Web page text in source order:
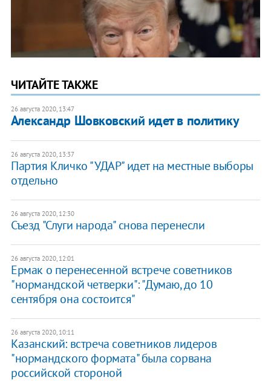
ЧИТАЙТЕ ТАКЖЕ
26 августа 2020, 13:47
Александр Шовковский идет в политику
26 августа 2020, 13:37
Партия Кличко "УДАР" идет на местные выборы
отдельно
26 августа 2020, 12:30
Съезд "Слуги народа" снова перенесли
26 августа 2020, 12:01
Ермак о перенесенной встрече советников
"нормандской четверки": "Думаю, до 10
сентября она состоится"
26 августа 2020, 10:11
Казанский: встреча советников лидеров
"нормандского формата" была сорвана
российской стороной